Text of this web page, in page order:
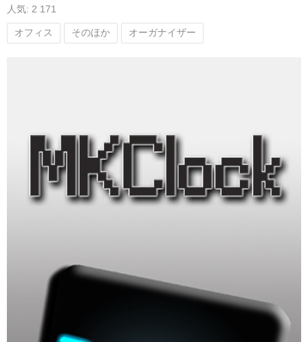
人気: 2 171
オフィス そのほか オーガナイザー